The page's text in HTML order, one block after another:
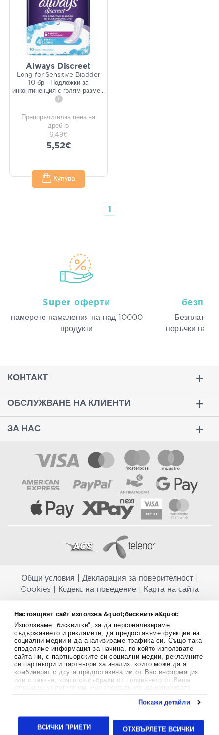
Настоящият сайт използва &quot;бисквитки&quot;
Използваме „бисквитки“, за да персонализираме
съдържанието и рекламите, да предоставяме функции на
социални медии и да анализираме трафика си. Също така
споделяме информация за начина, по който използвате
сайта ни, с партньорските си социални медии, рекламните
си партньори и партньори за анализ, които може да я
комбинират с друга предоставена им от Вас информация
или с такава, която са събрали от ползването от Ваша
страна на услугите им. Ако продължите да използвате
тук.
Покажи детайли
ВСИЧКИ ПРИЕТИ ОТХВЪРЛЕТЕ ВСИЧКИ
Always Discreet
Long for Sensitive Bladder
10 бр - Подложки за
инконтиненция с голям разме...
i
Препоръчителна цена на
дребно
6,49€
5,52€
Купува
1
Super оферти
намерeте намаления на над 10000
продукти
Безплатна
поръчки над
КОНТАКТ
ОБСЛУЖВАНЕ НА КЛИЕНТИ
ЗА НАС
Общи условия Декларация за поверителност|
Cookies
Кодекс на поведение| Карта на сайта
заместват балансираната диета и не са предназначени за
профилактика, лечение или лечение на човешки заболявания.
Консултирайте се с Вашия лекар, ако сте бременна, кърмите,
приемате лекарства или имате някакви здравословни проблеми,
преди да използвате някаква хранителна добавка. Непрекъснато се
стремим да ви предоставяме точна и валидна информация. Ако
имате някакви въпроси или коментари относно тях, моля свържете
се с нас.
Aptekapromahon.com eBusinessTeam • Website by
24lc.gr